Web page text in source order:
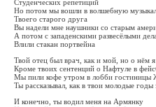
Студенческих репетиций
Но потом мы вошли в волшебную
Твоего старого друга
Вы надели мне наушники со старым
А потом с западенскими развесёлыми
Влили стакан портвейна
Твой отец был врач, как и мой, но о нём
Кроме твоих сентенций о Нафтуле в
Мы пили кофе утром в лобби гостиницы
Ты рассказывал, как в твои молодые годы
И конечно, ты водил меня на Армянку